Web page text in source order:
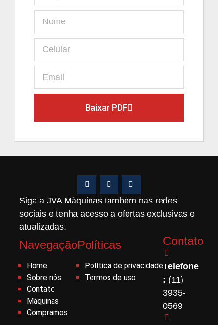
Baixar PDF
Siga a JVA Máquinas também nas redes
sociais e tenha acesso a ofertas exclusivas e
atualizadas.
Navegação
Home
Sobre nós
Contato
Máquinas
Compramos
Políticas
Política de privacidade
Termos de uso
Contato
Telefone
: (11)
3935-
0569